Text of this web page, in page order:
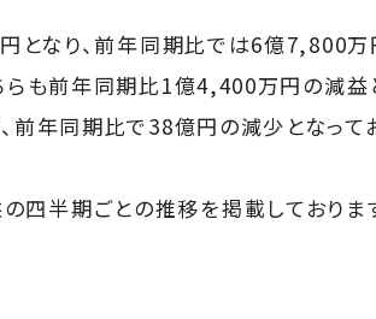
となり、前年同期比では6億7,800万
も前年同期比1億4,400万円の減益
年同期比で38億円の減少となってお
四半期ごとの推移を掲載しておりま